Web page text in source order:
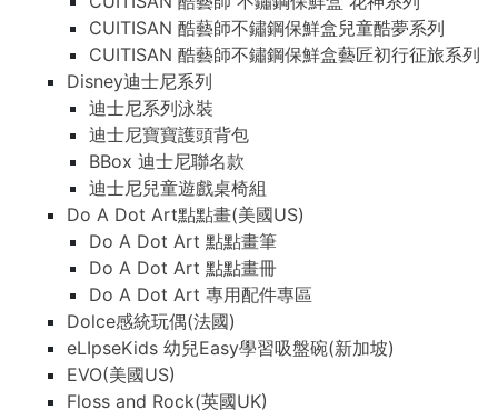
CUITISAN 酷藝師不鏽鋼保鮮盒兒童酷夢系列
CUITISAN 酷藝師不鏽鋼保鮮盒藝匠初行征旅系列
Disney迪士尼系列
迪士尼系列泳裝
迪士尼寶寶護頭背包
BBox 迪士尼聯名款
迪士尼兒童遊戲桌椅組
Do A Dot Art點點畫(美國US)
Do A Dot Art 點點畫筆
Do A Dot Art 點點畫冊
Do A Dot Art 專用配件專區
Dolce感統玩偶(法國)
eLIpseKids 幼兒Easy學習吸盤碗(新加坡)
EVO(美國US)
Floss and Rock(英國UK)